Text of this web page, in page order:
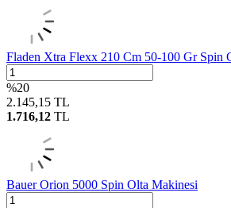
Fladen Xtra Flexx 210 Cm 50-100 Gr Spin
%20
2.145,15 TL
1.716,12 TL
Bauer Orion 5000 Spin Olta Makinesi